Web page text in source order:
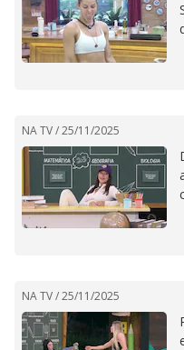
NA TV /25/11/2025
NA TV /25/11/2025